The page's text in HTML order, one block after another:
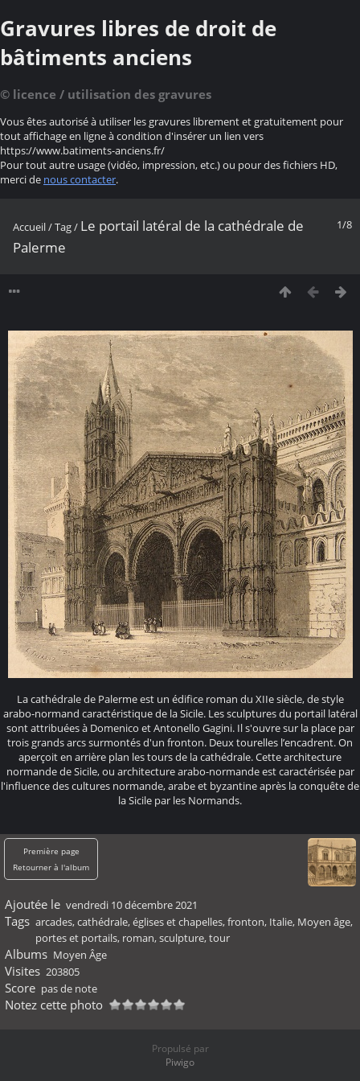
Gravures libres de droit de
bâtiments anciens
© licence / utilisation des gravures
Vous êtes autorisé à utiliser les gravures librement et gratuitement pour
tout affichage en ligne à condition d'insérer un lien vers
https://www.batiments-anciens.fr/
Pour tout autre usage (vidéo, impression, etc.) ou pour des fichiers HD,
merci de nous contacter.
1/8
Accueil/Tag/ Le portail latéral de la cathédrale de
Palerme
La cathédrale de Palerme est un édifice roman du XIIe siècle, de style
arabo-normand caractéristique de la Sicile. Les sculptures du portail latéral
sont attribuées à Domenico et Antonello Gagini. Il s'ouvre sur la place par
trois grands arcs surmontés d'un fronton. Deux tourelles l’encadrent. On
aperçoit en arrière plan les tours de la cathédrale. Cette architecture
normande de Sicile, ou architecture arabo-normande est caractérisée par
l'influence des cultures normande, arabe et byzantine après la conquête de
la Sicile par les Normands.
Première page
Retourner à l'album
Ajoutée le vendredi 10 décembre 2021
Tags arcades,cathédrale,églises et chapelles,fronton, Italie, Moyen âge,
portes et portails, roman,sculpture,tour
Albums Moyen Âge
Visites 203805
Score pas de note
Notez cette photo
Propulsé par
Piwigo